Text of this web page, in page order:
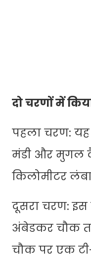
दो चरणों में
पहला चरण:
मंडी और मुगल
किलोमीटर
दूसरा चरण: इस
अंबेडकर चौक
चौक पर एक